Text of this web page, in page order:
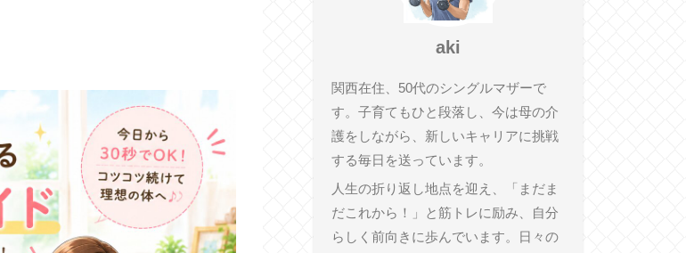
aki
関西在住、50代のシングルマザーで
す。子育てもひと段落し、今は母の介
護をしながら、新しいキャリアに挑戦
する毎日を送っています。
人生の折り返し地点を迎え、「まだま
だこれから！」と筋トレに励み、自分
らしく前向きに歩んでいます。日々の